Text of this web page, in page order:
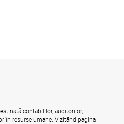
transferul de date
în afara statelor cu protecție
contabililor, auditorilor,
în resurse umane. Vizitând pagina